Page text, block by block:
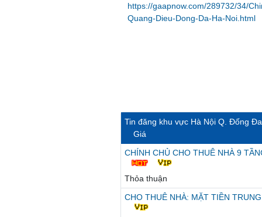
https://gaapnow.com/289732/34/
Quang-Dieu-Dong-Da-Ha-Noi.html
Tin đăng khu vực Hà Nội Q. Đống Đa
Giá
CHÍNH CHỦ CHO THUÊ NHÀ 9
Thỏa thuận
CHO THUÊ NHÀ: MẶT TIỀN